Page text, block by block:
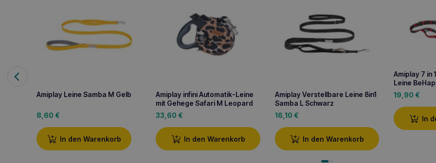
Amiplay Leine Samba M Gelb
8,60 €
In den Warenkorb
Amiplay infini Automatik-Leine
mit Gehege Safari M Leopard
33,60 €
In den Warenkorb
Amiplay Verstellbare Leine 8in1
Samba L Schwarz
16,10 €
In den Warenkorb
Amiplay 7 in
Leine
19,90 €
In